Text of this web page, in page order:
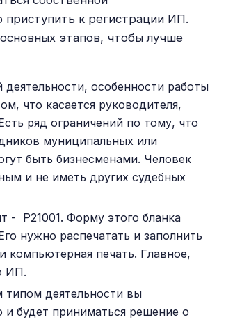
к регистрации ИП.
этапов, чтобы лучше
особенности работы
что касается руководителя,
ряд ограничений по тому, что
муниципальных или
быть бизнесменами. Человек
и не иметь других судебных
- Р21001. Форму этого бланка
нужно распечатать и заполнить
компьютерная печать. Главное,
ИП.
типом деятельности вы
и будет приниматься решение о